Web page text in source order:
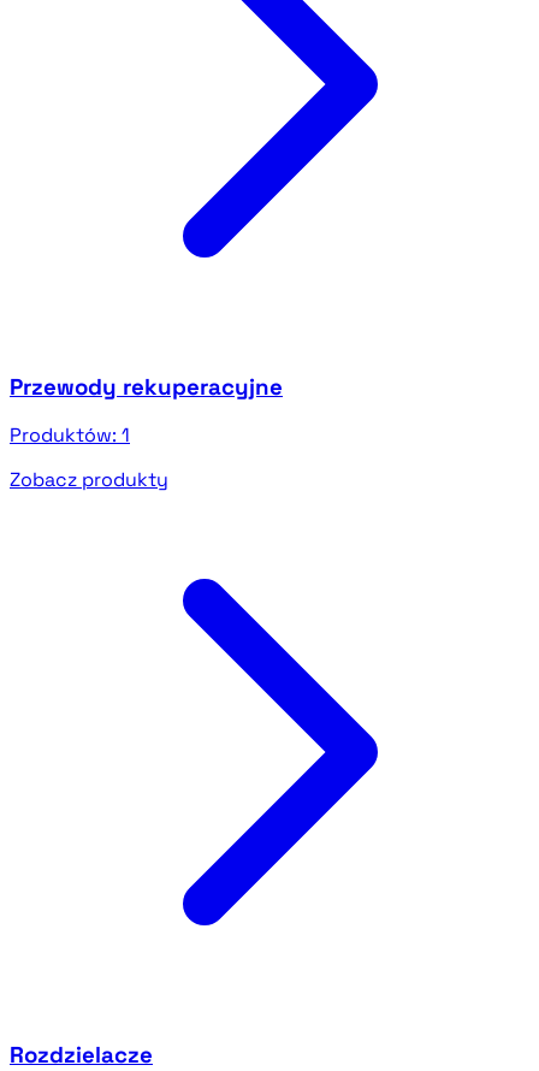
Przewody rekuperacyjne
Produktów: 1
Zobacz produkty
Rozdzielacze